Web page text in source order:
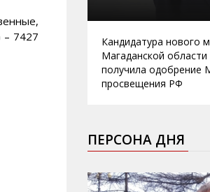
– 7427
Кандидатура нового
Магаданской
получила одобрение
просвещения РФ
ПЕРСОНА ДНЯ